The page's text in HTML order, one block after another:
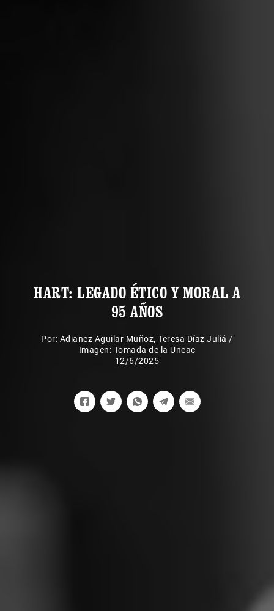
HART: LEGADO ÉTICO Y MORAL A
95 AÑOS
Por: Adianez Aguilar Muñoz,Teresa Díaz Juliá /
Imagen: Tomada de la Uneac
12/6/2025